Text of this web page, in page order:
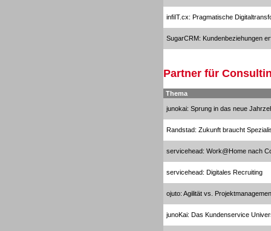
infiIT.cx: Pragmatische
SugarCRM: Kundenbeziehungen
Partner für
Thema
junokai: Sprung in das neue
Randstad: Zukunft braucht
servicehead: Work@Home nach
servicehead: Digitales Recruiting
ojuto: Agilität vs.
junoKai: Das Kundenservice